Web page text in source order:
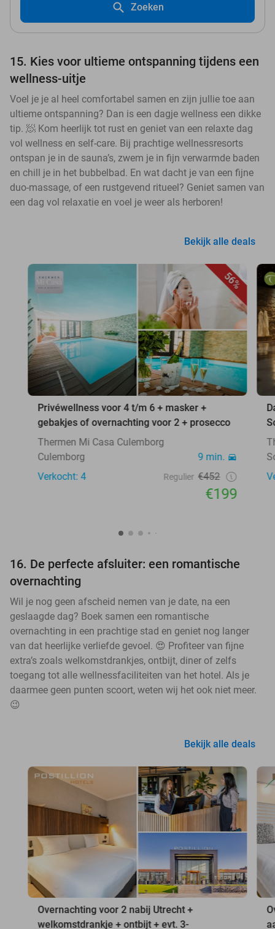
Zoeken
15. Kies voor ultieme ontspanning tijdens een
wellness-uitje
Voel je je al heel comfortabel samen en zijn jullie toe aan
ultieme ontspanning? Dan is een dagje wellness een dikke
tip. 🧖 Kom heerlijk tot rust en geniet van een relaxte dag
vol wellness en self-care. Bij prachtige wellnessresorts
ontspan je in de sauna’s, zwem je in fijn verwarmde baden
en chill je in het bubbelbad. En wat dacht je van een fijne
duo-massage, of een rustgevend ritueel? Geniet samen van
een dag vol relaxatie en voel je weer als herboren!
Bekijk alle deals
56%
Privéwellness voor 4 t/m 6 + masker +
gebakjes of overnachting voor 2 + prosecco
Thermen Mi Casa Culemborg
Culemborg
9 min.
Verkocht: 4
Regulier €452
€199
16. De perfecte afsluiter: een romantische
overnachting
Wil je nog geen afscheid nemen van je date, na een
geslaagde dag? Boek samen een romantische
overnachting in een prachtige stad en geniet nog langer
van dat heerlijke verliefde gevoel. 😍 Profiteer van fijne
extra’s zoals welkomstdrankjes, ontbijt, diner of zelfs
toegang tot alle wellnessfaciliteiten van het hotel. Als je
daarmee geen punten scoort, weten wij het ook niet meer.
😉
Bekijk alle deals
Overnachting voor 2 nabij Utrecht +
welkomstdrankje + ontbijt + evt. 3-